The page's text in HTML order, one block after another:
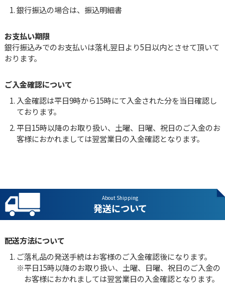
銀行振込の場合は、振込明細書
お支払い期限
銀行振込みでのお支払いは落札翌日より5日以内とさせて頂いて
おります。
ご入金確認について
入金確認は平日9時から15時にて入金された分を当日確認し
ております。
平日15時以降のお取り扱い、土曜、日曜、祝日のご入金のお
客様におかれましては翌営業日の入金確認となります。
About Shipping
発送について
配送方法について
ご落札品の発送手続はお客様のご入金確認後になります。
平日15時以降のお取り扱い、土曜、日曜、祝日のご入金の
お客様におかれましては翌営業日の入金確認となります。